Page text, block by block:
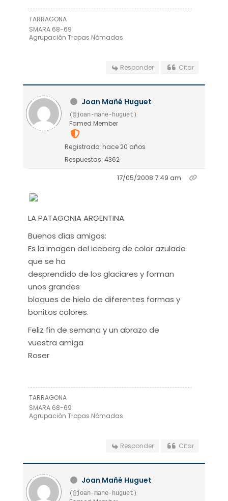
TARRAGONA
SMARA 68-69
Agrupación Tropas Nómadas
Responder Citar
Joan Mañé Huguet
(@joan-mane-huguet)
Famed Member
Registrado: hace 20 años
Respuestas: 4362
17/05/2008 7:49 am
LA PATAGONIA ARGENTINA
Buenos días amigos:
Es la imagen del iceberg de color azulado
que se ha
desprendido de los glaciares y forman
unos grandes
bloques de hielo de diferentes formas y
bonitos colores.
Feliz fin de semana y un abrazo de
vuestra amiga
Roser
TARRAGONA
SMARA 68-69
Agrupación Tropas Nómadas
Responder Citar
Joan Mañé Huguet
(@joan-mane-huguet)